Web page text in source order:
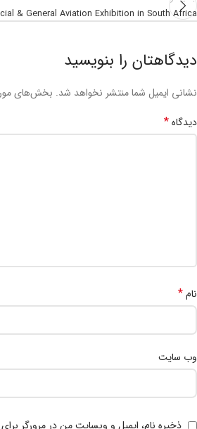
& General Aviation Exhibition in South Africa
دیدگاهتان را بنویسید
نشانی ایمیل شما منتشر نخواهد شد. بخش‌های
دیدگاه*
نام*
وب‌ سایت
ذخیره نام، ایمیل و وبسایت من در مرورگر